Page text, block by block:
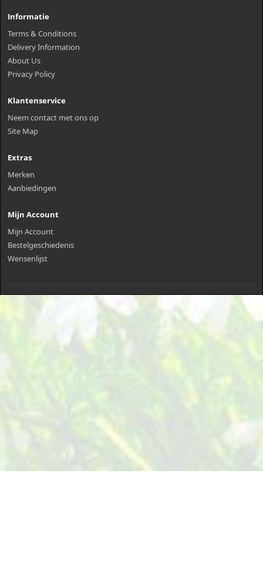
Informatie
Terms & Conditions
Delivery Information
About Us
Privacy Policy
Klantenservice
Neem contact met ons op
Site Map
Extras
Merken
Aanbiedingen
Mijn Account
Mijn Account
Bestelgeschiedenis
Wensenlijst